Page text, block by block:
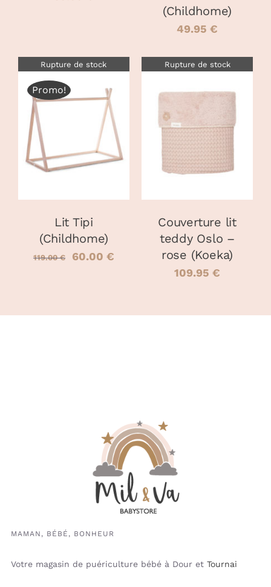
(Childhome)
49.95 €
Rupture de stock
Promo!
Lit Tipi
(Childhome)
119.00€
Le
était :
60.00 €Le
est :
Rupture de stock
DÉTAILS
Couverture lit
teddy Oslo –
rose (Koeka)
109.95 €
MAMAN, BÉBÉ, BONHEUR
Votre magasin de puériculture bébé à Dour et Tournai